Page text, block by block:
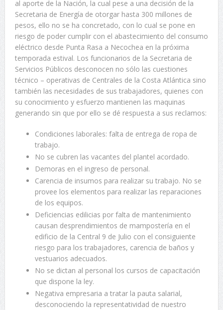
al aporte de la Nación, la cual pese a una decisión de la
Secretaria de Energía de otorgar hasta 300 millones de
pesos, ello no se ha concretado, con lo cual se pone en
riesgo de poder cumplir con el abastecimiento del consumo
eléctrico desde Punta Rasa a Necochea en la próxima
temporada estival. Los funcionarios de la Secretaria de
Servicios Públicos desconocen no sólo las cuestiones
técnico – operativas de Centrales de la Costa Atlántica sino
también las necesidades de sus trabajadores, quienes con
su conocimiento y esfuerzo mantienen las maquinas
generando sin que por ello se dé respuesta a sus reclamos:
Condiciones laborales: falta de entrega de ropa de
trabajo.
No se cubren las vacantes del plantel acordado.
Demoras en el ingreso de personal.
Carencia de insumos para realizar su trabajo. No se
provee los elementos para realizar las reparaciones
de los equipos.
Deficiencias edilicias por falta de mantenimiento
causan desprendimientos de mampostería en el
edificio de la Central 9 de Julio con el consiguiente
riesgo para los trabajadores, carencia de baños y
vestuarios adecuados.
No se dictan al personal los cursos de capacitación
que dispone la ley.
Negativa empresaria a tratar la pauta salarial,
desconociendo la representatividad de nuestro